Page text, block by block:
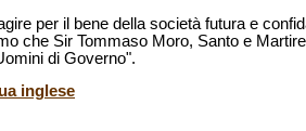
per il bene della società futura e
che Sir Tommaso Moro, Santo e
di Governo".
inglese